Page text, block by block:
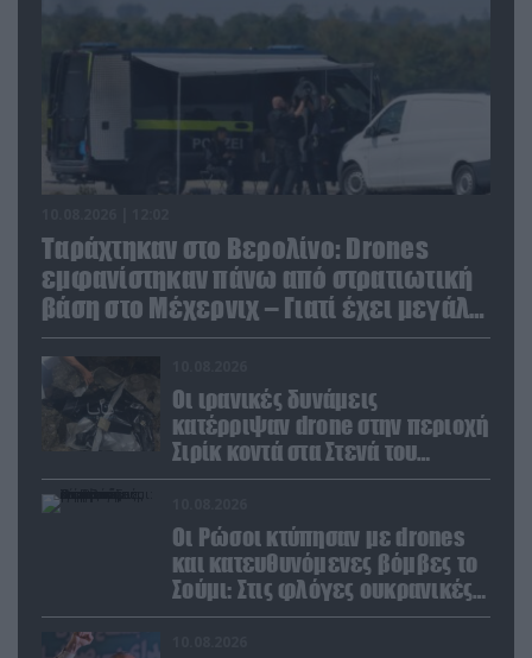
Ταράχτηκαν στο Βερολίνο: Drones
εμφανίστηκαν πάνω από στρατιωτική
βάση στο Μέχερνιχ – Γιατί έχει μεγάλη
σημασία
Οι ιρανικές δυνάμεις
κατέρριψαν drone στην περιοχή
Σιρίκ κοντά στα Στενά του
Ορμούζ: Δείτε βίντεο
Οι Ρώσοι κτύπησαν με drones
και κατευθυνόμενες βόμβες το
Σούμι: Στις φλόγες ουκρανικές
ενεργειακές εγκαταστάσεις